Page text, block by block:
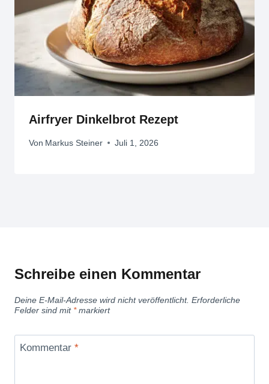
Airfryer Dinkelbrot Rezept
Von Markus Steiner Juli 1, 2026
Schreibe einen Kommentar
Deine E-Mail-Adresse wird nicht veröffentlicht. Erforderliche
Felder sind mit *markiert
Kommentar *